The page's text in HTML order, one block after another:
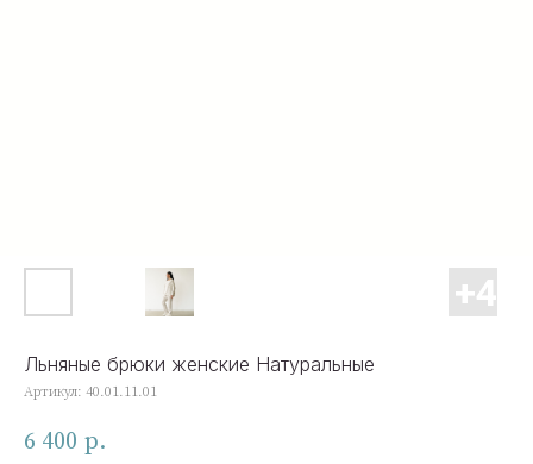
Льняные брюки женские Натуральные
Артикул: 40.01.11.01
6 400 р.